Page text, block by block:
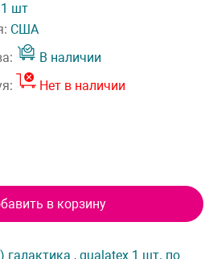
1 шт
США
В наличии
Нет в наличии
в корзину
галактика , qualatex 1 шт. по